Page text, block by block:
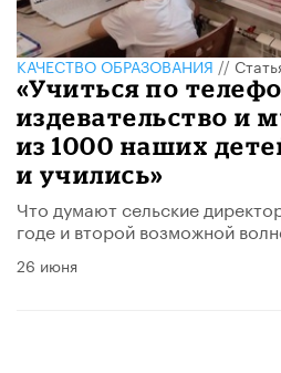
КАЧЕСТВО ОБРАЗОВАНИЯ//
«Учиться по
издевательство и
из 1000 наших
и учились»
Что думают сельские
годе и второй возможной
26 июня